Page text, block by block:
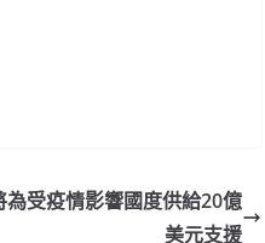
受疫情影響國度供給20億
美元支援